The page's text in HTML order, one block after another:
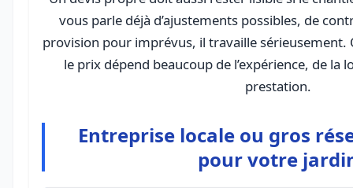
vous parle déjà d’ajustements possibles, de
provision pour imprévus, il travaille sérieusement.
le prix dépend beaucoup de l’expérience, de la
prestation.
Entreprise locale ou gros
pour votre